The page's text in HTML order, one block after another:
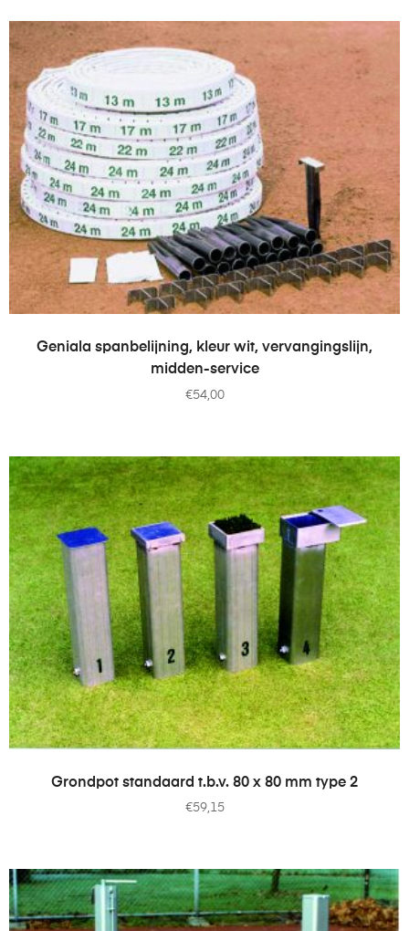
TOEVOEGEN AAN WINKELWAGEN
Geniala spanbelijning, kleur wit, vervangingslijn,
midden-service
€54,00
TOEVOEGEN AAN WINKELWAGEN
Grondpot standaard t.b.v. 80 x 80 mm type 2
€59,15